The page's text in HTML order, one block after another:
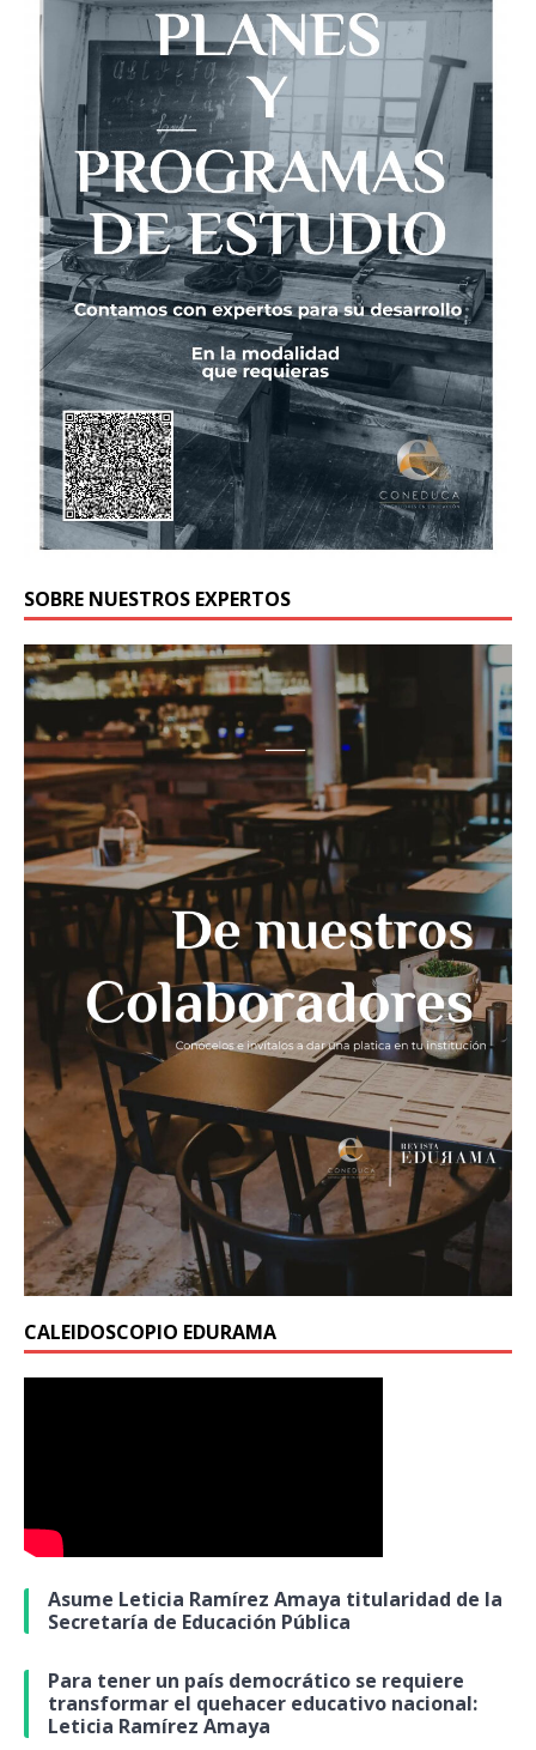
SOBRE NUESTROS EXPERTOS
CALEIDOSCOPIO EDURAMA
Asume Leticia Ramírez Amaya titularidad de la
Secretaría de Educación Pública
Para tener un país democrático se requiere
transformar el quehacer educativo nacional:
Leticia Ramírez Amaya